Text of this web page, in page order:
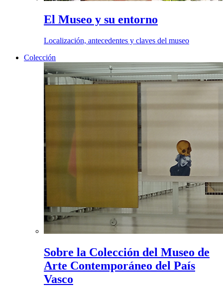
El Museo y su entorno
Localización, antecedentes y claves del museo
Colección
Sobre la Colección del Museo de
Arte Contemporáneo del País
Vasco